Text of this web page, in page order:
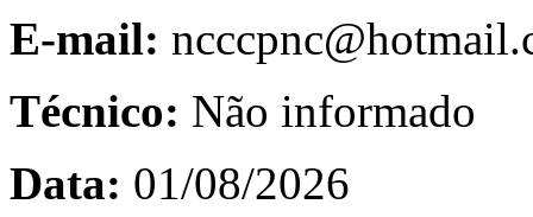
E-mail:
Técnico: Não informado
Data: 01/08/2026